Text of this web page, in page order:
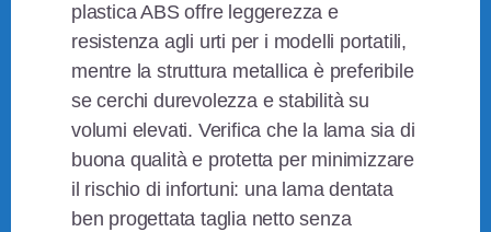
plastica ABS offre leggerezza e
resistenza agli urti per i modelli portatili,
mentre la struttura metallica è preferibile
se cerchi durevolezza e stabilità su
volumi elevati. Verifica che la lama sia di
buona qualità e protetta per minimizzare
il rischio di infortuni: una lama dentata
ben progettata taglia netto senza